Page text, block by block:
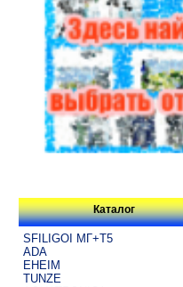
Каталог
SFILIGOI МГ+Т5
ADA
EHEIM
TUNZE